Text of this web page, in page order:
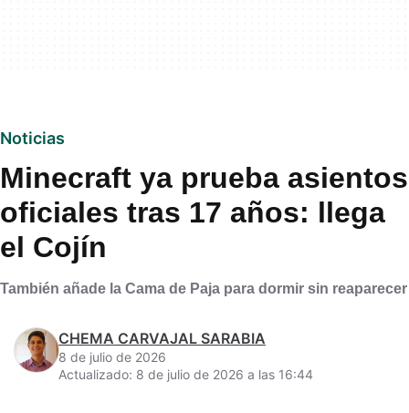
Noticias
Minecraft ya prueba asientos
oficiales tras 17 años: llega
el Cojín
También añade la Cama de Paja para dormir sin reaparecer
CHEMA CARVAJAL SARABIA
8 de julio de 2026
Actualizado: 8 de julio de 2026 a las 16:44